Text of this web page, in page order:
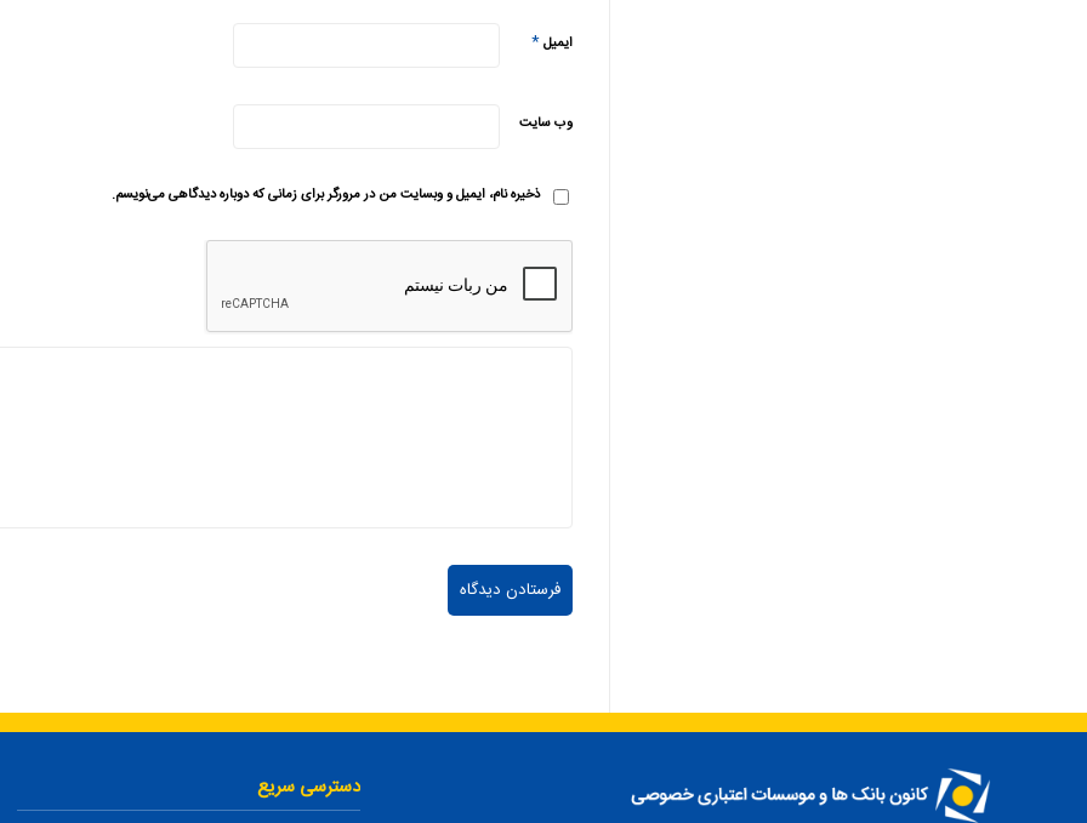
ایمیل*
وب‌ سایت
ذخیره نام، ایمیل و وبسایت من در مرورگر برای زمانی که دوباره دیدگاهی می‌نویسم.
دسترسی سریع